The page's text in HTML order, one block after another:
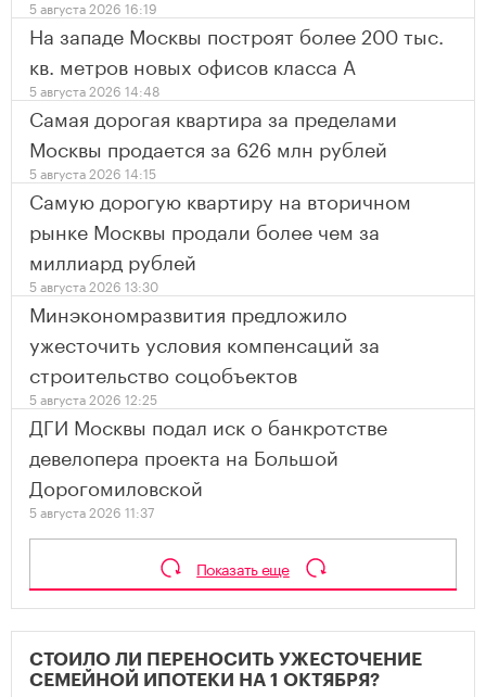
5 августа 2026 16:19
На западе Москвы построят более 200 тыс.
кв. метров новых офисов класса А
5 августа 2026 14:48
Самая дорогая квартира за пределами
Москвы продается за 626 млн рублей
5 августа 2026 14:15
Самую дорогую квартиру на вторичном
рынке Москвы продали более чем за
миллиард рублей
5 августа 2026 13:30
Минэкономразвития предложило
ужесточить условия компенсаций за
строительство соцобъектов
5 августа 2026 12:25
ДГИ Москвы подал иск о банкротстве
девелопера проекта на Большой
Дорогомиловской
5 августа 2026 11:37
Показать еще
СТОИЛО ЛИ ПЕРЕНОСИТЬ УЖЕСТОЧЕНИЕ
СЕМЕЙНОЙ ИПОТЕКИ НА 1 ОКТЯБРЯ?